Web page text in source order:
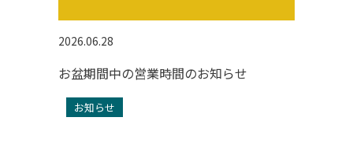
2026.06.28
お盆期間中の営業時間のお知らせ
お知らせ